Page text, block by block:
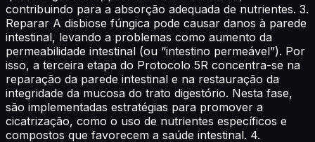
contribuindo para a absorção adequada de nutrientes. 3.
Reparar A disbiose fúngica pode causar danos à parede
intestinal, levando a problemas como aumento da
permeabilidade intestinal (ou “intestino permeável”). Por
isso, a terceira etapa do Protocolo 5R concentra-se na
reparação da parede intestinal e na restauração da
integridade da mucosa do trato digestório. Nesta fase,
são implementadas estratégias para promover a
cicatrização, como o uso de nutrientes específicos e
compostos que favorecem a saúde intestinal. 4.